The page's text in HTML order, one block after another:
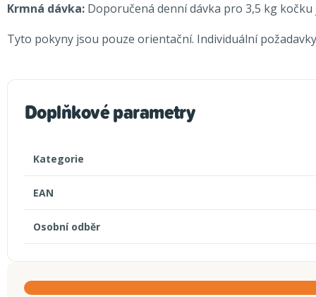
Krmná dávka: Doporučená denní dávka pro 3,5 kg kočku
Tyto pokyny jsou pouze orientační. Individuální
Doplňkové parametry
Kategorie
EAN
Osobní odběr